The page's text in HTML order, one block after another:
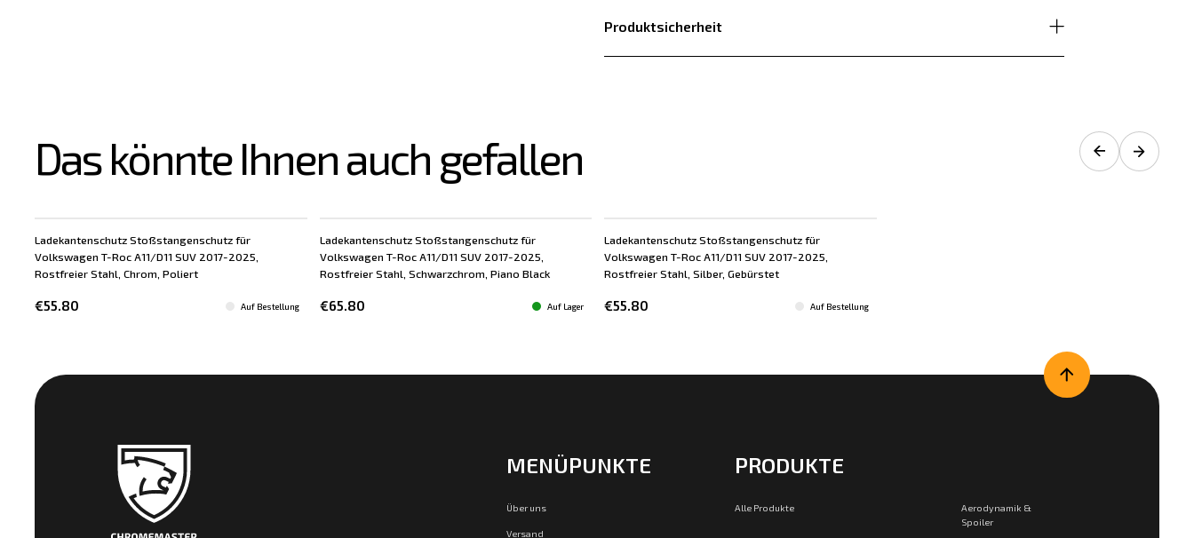
Produktsicherheit
Das könnte Ihnen auch gefallen
Ladekantenschutz Stoßstangenschutz für
Volkswagen T-Roc A11/D11 SUV 2017-2025,
Rostfreier Stahl, Chrom, Poliert
€55.80 Auf Bestellung
Ladekantenschutz Stoßstangenschutz für
Volkswagen T-Roc A11/D11 SUV 2017-2025,
Rostfreier Stahl, Schwarzchrom, Piano Black
€65.80 Auf Lager
Ladekantenschutz Stoßstangenschutz für
Volkswagen T-Roc A11/D11 SUV 2017-2025,
Rostfreier Stahl, Silber, Gebürstet
€55.80 Auf Bestellung
MENÜPUNKTE
Über uns
Versand
PRODUKTE
Alle Produkte
Aerodynamik &
Spoiler